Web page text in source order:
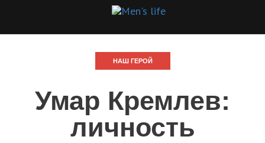
НАШ ГЕРОЙ
Умар Кремлев:
личность